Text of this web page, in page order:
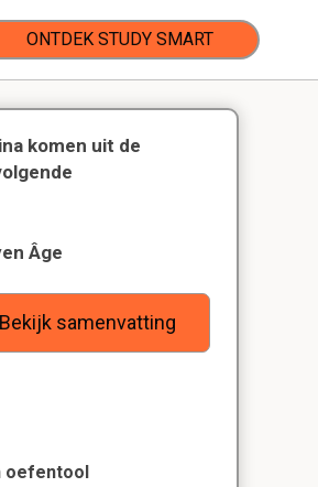
ONTDEK STUDY SMART
komen uit de
Âge
Bekijk samenvatting
oefentool